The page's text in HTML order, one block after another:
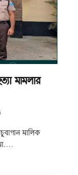
মামলার
মালিক